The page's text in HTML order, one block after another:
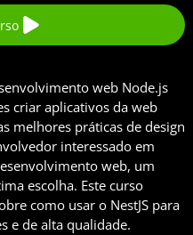
web Node.js
criar aplicativos da web
melhores práticas de design
interessado em
web, um
escolha. Este curso
como usar o NestJS para
e de alta qualidade.